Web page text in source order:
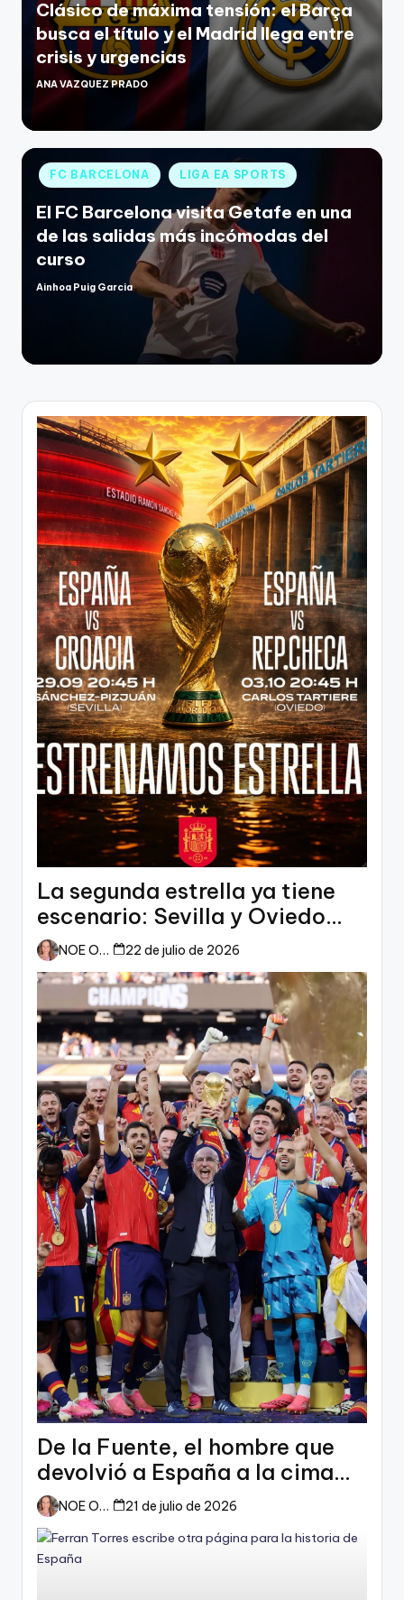
Clásico de máxima tensión: el Barça
busca el título y el Madrid llega entre
crisis y urgencias
ANA VAZQUEZ PRADO
FC BARCELONA LIGA EA SPORTS
El FC Barcelona visita Getafe en una
de las salidas más incómodas del
curso
Ainhoa Puig Garcia
La segunda estrella ya tiene
escenario: Sevilla y Oviedo
esperan a España
NOE ORTIZ 22 de julio de 2026
De la Fuente, el hombre que
devolvió a España a la cima
del mundo
NOE ORTIZ 21 de julio de 2026